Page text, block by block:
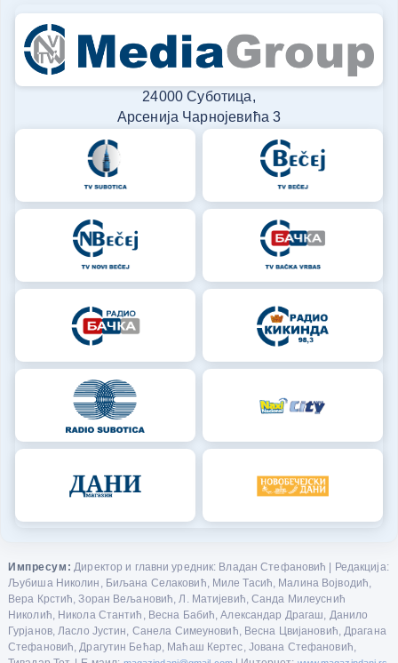
24000 Суботица,
Арсенија Чарнојевића 3
Импресум: Директор и главни уредник: Владан Стефановић | Редакција:
Љубиша Николин, Биљана Селаковић, Миле Тасић, Малина Војводић,
Вера Крстић, Зоран Вељановић, Л. Матијевић, Санда Милеуснић
Николић, Никола Стантић, Весна Бабић, Александар Драгаш, Данило
Гурјанов, Ласло Јустин, Санела Симеуновић, Весна Цвијановић, Драгана
Стефановић, Драгутин Бећар, Маћаш Кертес, Јована Стефановић,